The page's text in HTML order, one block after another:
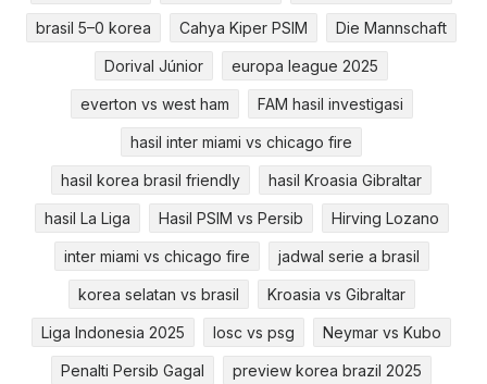
brasil 5–0 korea Cahya Kiper PSIM Die Mannschaft
Dorival Júnior europa league 2025
everton vs west ham FAM hasil investigasi
hasil inter miami vs chicago fire
hasil korea brasil friendly hasil Kroasia Gibraltar
hasil La Liga Hasil PSIM vs Persib Hirving Lozano
inter miami vs chicago fire jadwal serie a brasil
korea selatan vs brasil Kroasia vs Gibraltar
Liga Indonesia 2025 losc vs psg Neymar vs Kubo
Penalti Persib Gagal preview korea brazil 2025